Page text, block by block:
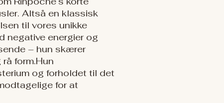
Altså en klassisk
til vores unikke
negative energier og
– hun skærer
form. ​ Hun
og forholdet til det
for at